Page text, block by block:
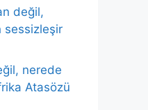
değil,
sessizleşir
nerede
Atasözü